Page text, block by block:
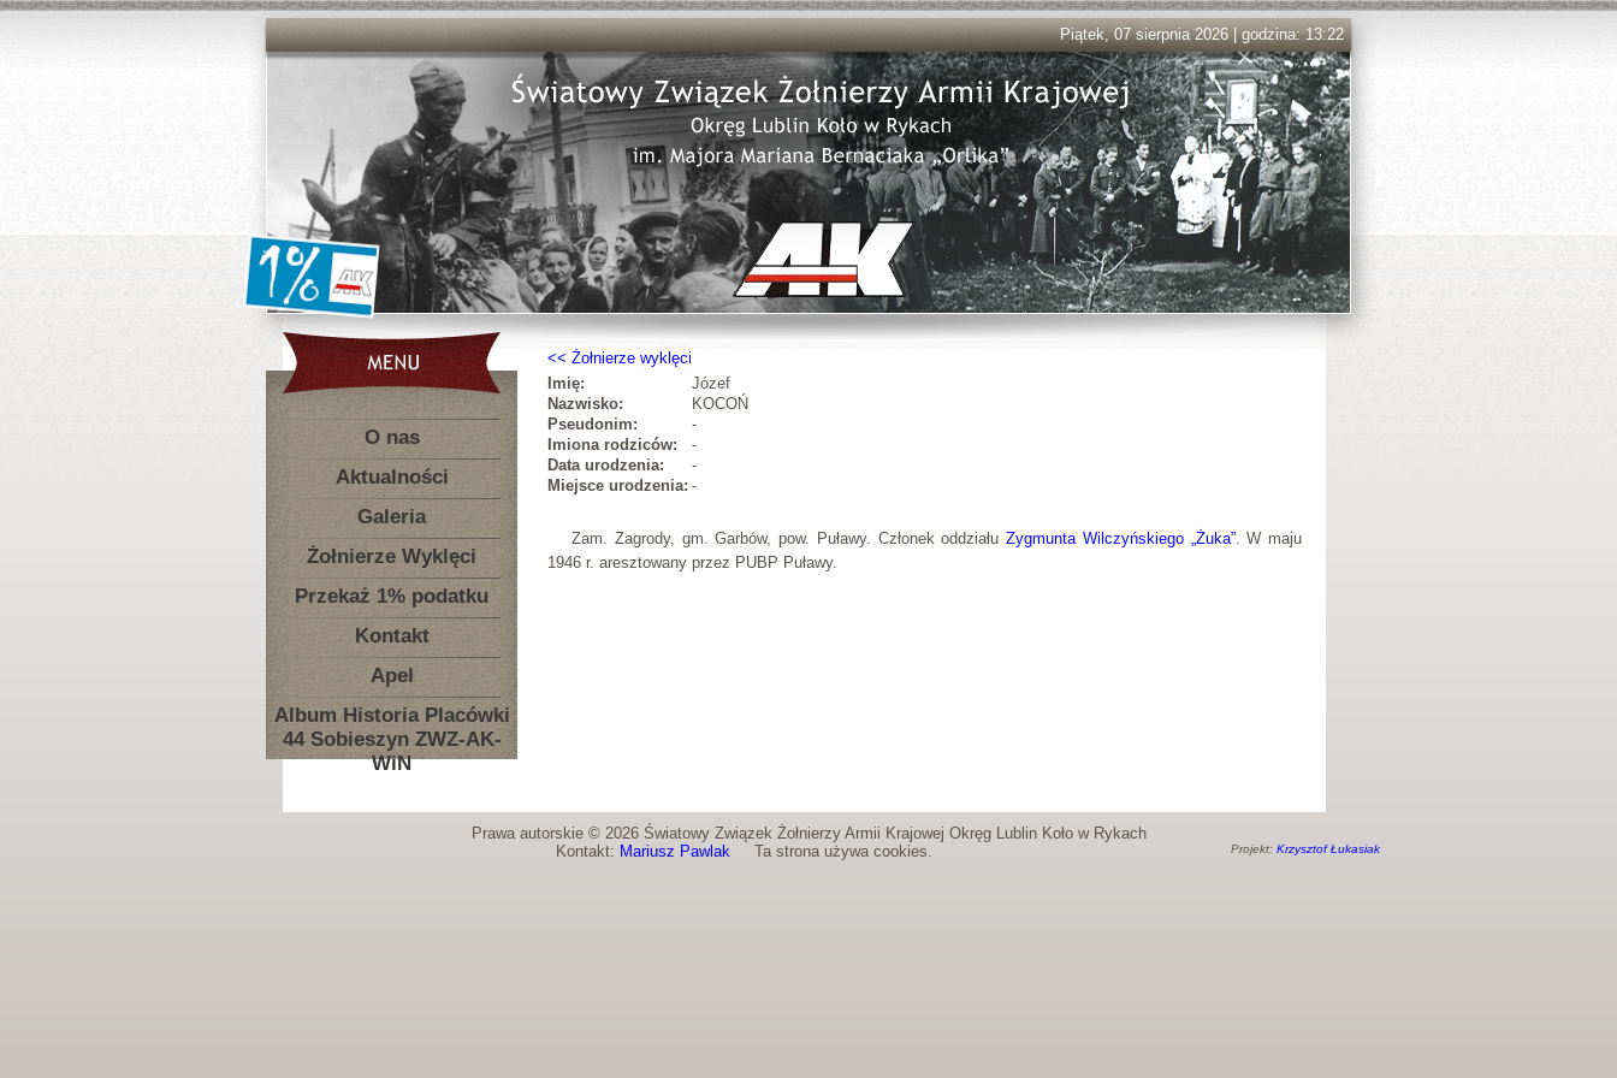
Piątek, 07 sierpnia 2026 | godzina: 13:22
O nas
Aktualności
Galeria
Żołnierze Wyklęci
Przekaż 1% podatku
Kontakt
Apel
Album Historia Placówki
44 Sobieszyn ZWZ-AK-
WiN
Żołnierze wyklęci
Imię:
Józef
Nazwisko:
KOCOŃ
Pseudonim:
-
Imiona rodziców:
-
Data urodzenia:
-
Miejsce urodzenia: -
Zam. Zagrody, gm. Garbów, pow. Puławy. Członek oddziału Zygmunta Wilczyńskiego „Żuka”. W maju
1946 r. aresztowany przez PUBP Puławy.
Prawa autorskie © 2026 Światowy Związek Żołnierzy Armii Krajowej Okręg Lublin Koło w Rykach
Kontakt: Mariusz PawlakTa strona używa cookies. Projekt: Krzysztof Łukasiak